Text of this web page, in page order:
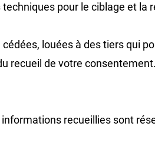
pour le ciblage et
louées à des tiers qui
recueil de votre consentement.
recueillies sont